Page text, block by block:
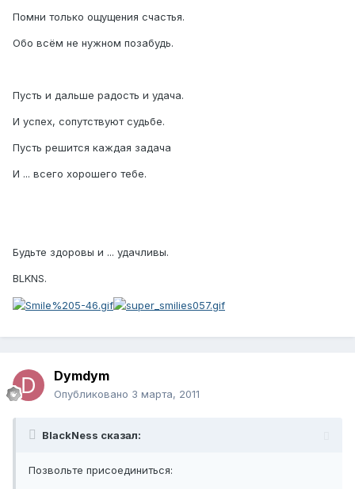
Помни только ощущения счастья.
Обо всём не нужном позабудь.
Пусть и дальше радость и удача.
И успех, сопутствуют судьбе.
Пусть решится каждая задача
И ... всего хорошего тебе.
Будьте здоровы и ... удачливы.
BLKNS.
Dymdym
Опубликовано 3 марта, 2011
BlackNess сказал:
Позвольте присоединиться: